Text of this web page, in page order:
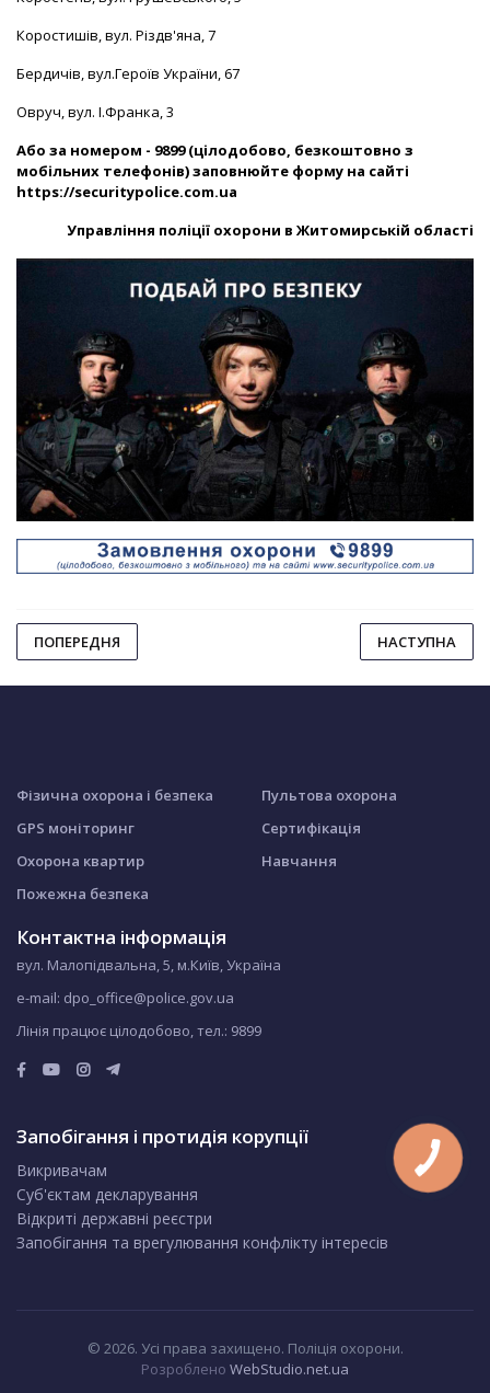
Коростишів, вул. Різдв'яна, 7
Бердичів, вул.Героїв України, 67
Овруч, вул. І.Франка, 3
Або за номером - 9899 (цілодобово, безкоштовно з
мобільних телефонів) заповнюйте форму на сайті
https://securitypolice.com.ua
Управління поліції охорони в Житомирській області
ПОПЕРЕДНЯ НАСТУПНА
Фізична охорона і безпека
GPS моніторинг
Охорона квартир
Пожежна безпека
Пультова охорона
Сертифікація
Навчання
Контактна інформація
вул. Малопідвальна, 5, м.Київ, Україна
e-mail: dpo_office@police.gov.ua
Лінія працює цілодобово, тел.: 9899
Запобігання і протидія корупції
Викривачам
Суб'єктам декларування
Відкриті державні реєстри
Запобігання та врегулювання конфлікту інтересів
© 2026. Усі права захищено. Поліція охорони.
Розроблено WebStudio.net.ua